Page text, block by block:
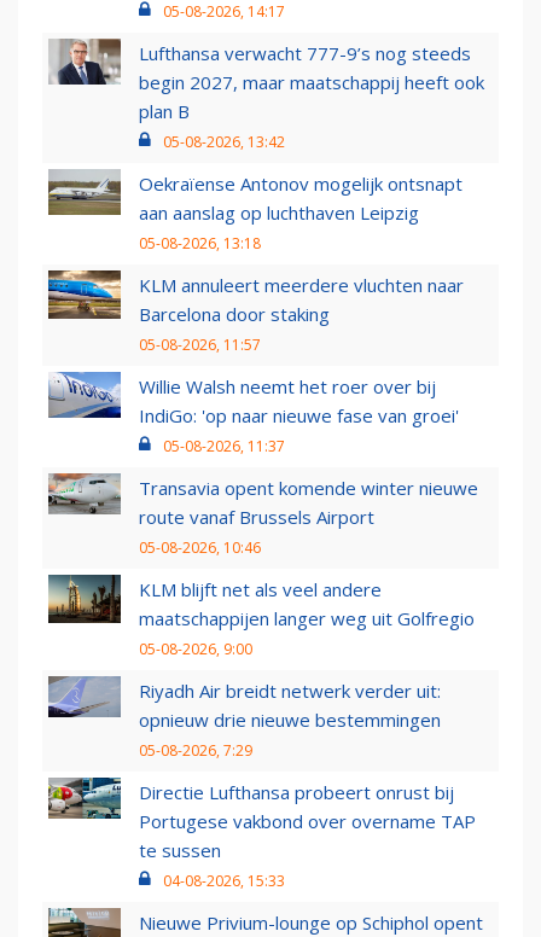
05-08-2026, 14:17
Lufthansa verwacht 777-9’s nog steeds
begin 2027, maar maatschappij heeft ook
plan B
05-08-2026, 13:42
Oekraïense Antonov mogelijk ontsnapt
aan aanslag op luchthaven Leipzig
05-08-2026, 13:18
KLM annuleert meerdere vluchten naar
Barcelona door staking
05-08-2026, 11:57
Willie Walsh neemt het roer over bij
IndiGo: 'op naar nieuwe fase van groei'
05-08-2026, 11:37
Transavia opent komende winter nieuwe
route vanaf Brussels Airport
05-08-2026, 10:46
KLM blijft net als veel andere
maatschappijen langer weg uit Golfregio
05-08-2026, 9:00
Riyadh Air breidt netwerk verder uit:
opnieuw drie nieuwe bestemmingen
05-08-2026, 7:29
Directie Lufthansa probeert onrust bij
Portugese vakbond over overname TAP
te sussen
04-08-2026, 15:33
Nieuwe Privium-lounge op Schiphol opent